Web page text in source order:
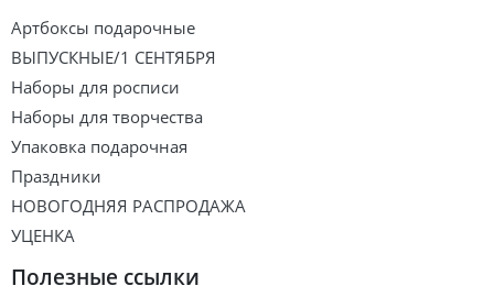
Артбоксы подарочные
ВЫПУСКНЫЕ/1 СЕНТЯБРЯ
Наборы для росписи
Наборы для творчества
Упаковка подарочная
Праздники
НОВОГОДНЯЯ РАСПРОДАЖА
УЦЕНКА
Полезные ссылки